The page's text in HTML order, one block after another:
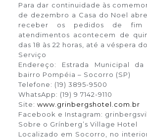
Para dar continuidade às
de dezembro a Casa do Noel
receber os pedidos de
atendimentos acontecem de
das 18 às 22 horas, até a véspera
Serviço
Endereço: Estrada Municipal da
bairro Pompéia – Socorro (SP)
Telefone: (19) 3895-9500
WhatsApp: (19) 9 7142-9110
Site: www.grinbergshotel.com.br
Facebook e Instagram:
Sobre o Grínberg’s Village Hotel
Localizado em Socorro, no